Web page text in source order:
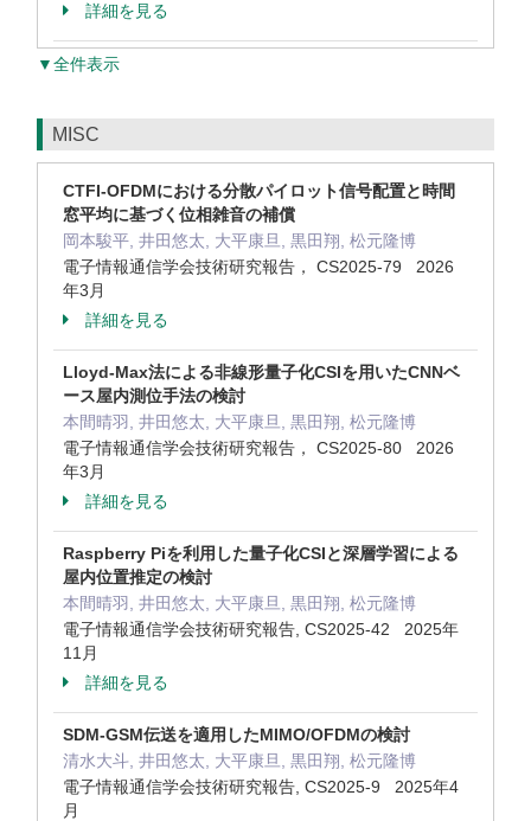
詳細を見る
▼全件表示
MISC
CTFI-OFDMにおける分散パイロット信号配置と時間
窓平均に基づく位相雑音の補償
岡本駿平, 井田悠太, 大平康旦, 黒田翔, 松元隆博
電子情報通信学会技術研究報告， CS2025-79 2026
年3月
詳細を見る
Lloyd-Max法による非線形量子化CSIを用いたCNNベ
ース屋内測位手法の検討
本間晴羽, 井田悠太, 大平康旦, 黒田翔, 松元隆博
電子情報通信学会技術研究報告， CS2025-80 2026
年3月
詳細を見る
Raspberry Piを利用した量子化CSIと深層学習による
屋内位置推定の検討
本間晴羽, 井田悠太, 大平康旦, 黒田翔, 松元隆博
電子情報通信学会技術研究報告, CS2025-42 2025年
11月
詳細を見る
SDM-GSM伝送を適用したMIMO/OFDMの検討
清水大斗, 井田悠太, 大平康旦, 黒田翔, 松元隆博
電子情報通信学会技術研究報告, CS2025-9 2025年4
月